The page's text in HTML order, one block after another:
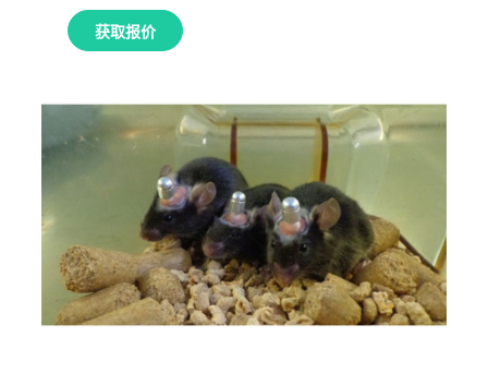
获取报价